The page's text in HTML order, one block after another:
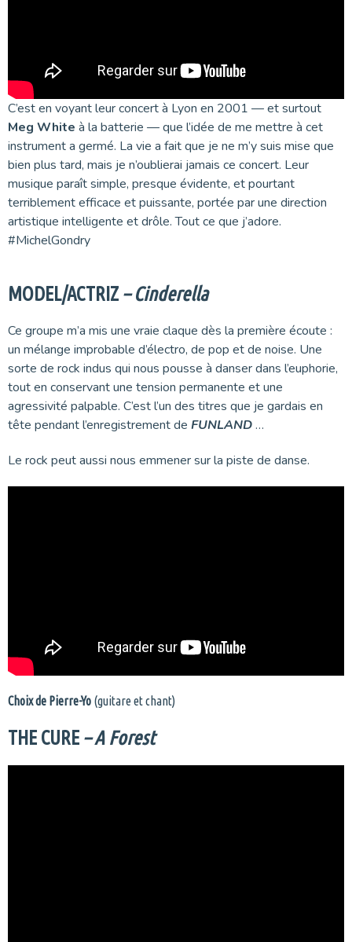
C’est en voyant leur concert à Lyon en 2001 — et surtout
Meg White à la batterie — que l’idée de me mettre à cet
instrument a germé. La vie a fait que je ne m’y suis mise que
bien plus tard, mais je n’oublierai jamais ce concert. Leur
musique paraît simple, presque évidente, et pourtant
terriblement efficace et puissante, portée par une direction
artistique intelligente et drôle. Tout ce que j’adore.
#MichelGondry
MODEL/ACTRIZ – Cinderella
Ce groupe m’a mis une vraie claque dès la première écoute :
un mélange improbable d’électro, de pop et de noise. Une
sorte de rock indus qui nous pousse à danser dans l’euphorie,
tout en conservant une tension permanente et une
agressivité palpable. C’est l’un des titres que je gardais en
tête pendant l’enregistrement de FUNLAND…
Le rock peut aussi nous emmener sur la piste de danse.
Choix de Pierre-Yo (guitare et chant)
THE CURE –A Forest